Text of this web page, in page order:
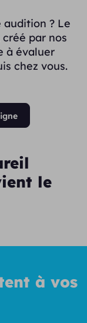
audition ? Le
par nos
à évaluer
chez vous.
le
à vos